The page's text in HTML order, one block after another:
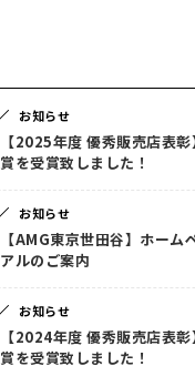
お知らせ
【2025年度 優秀販売店表
賞を受賞致しました！
お知らせ
【AMG東京世田谷】ホーム
アルのご案内
お知らせ
【2024年度 優秀販売店表
賞を受賞致しました！